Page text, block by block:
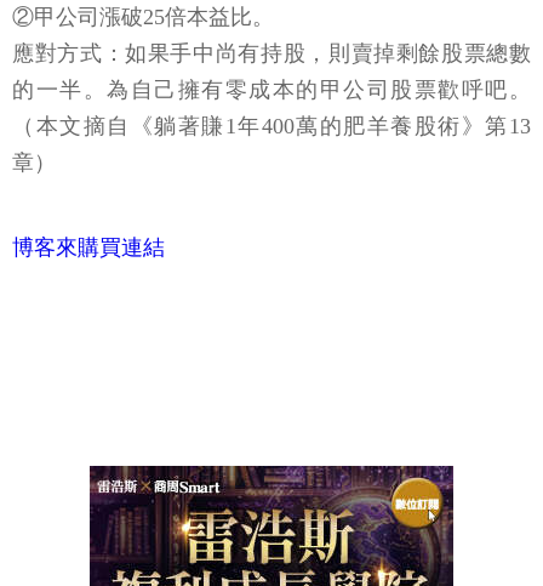
②甲公司漲破25倍本益比。
應對方式：如果手中尚有持股，則賣掉剩餘股票總數
的一半。為自己擁有零成本的甲公司股票歡呼吧。
（本文摘自《躺著賺1年400萬的肥羊養股術》第13
章）
博客來購買連結